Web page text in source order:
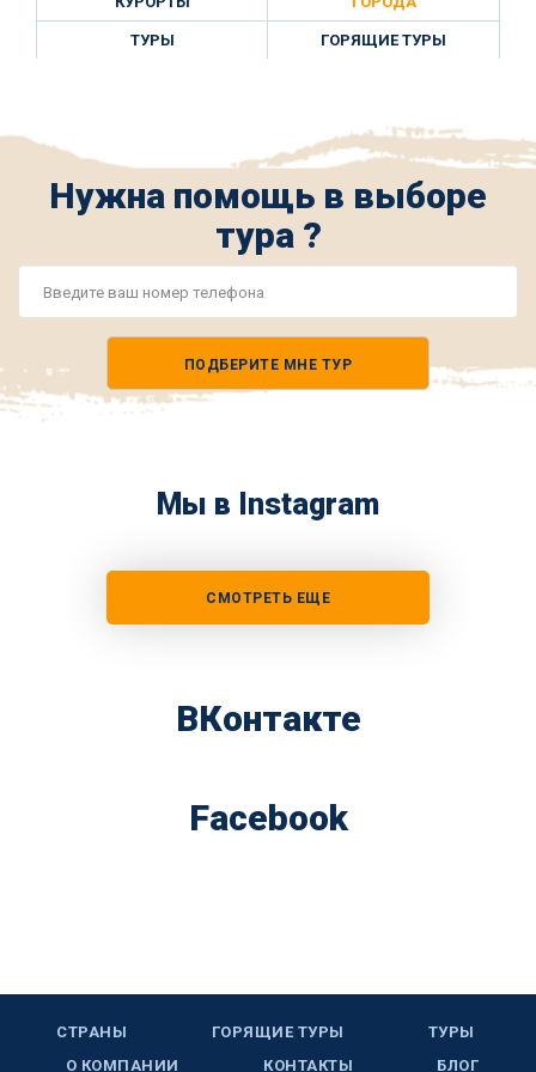
ТУРЫ ГОРЯЩИЕ ТУРЫ
Нужна помощь в выборе
тура ?
ПОДБЕРИТЕ МНЕ ТУР
Мы в Instagram
СМОТРЕТЬ ЕЩЕ
ВКонтакте
Facebook
СТРАНЫ ГОРЯЩИЕ ТУРЫ
ТУРЫ
О КОМПАНИИ
КОНТАКТЫ БЛОГ